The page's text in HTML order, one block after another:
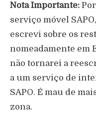
Nota Importante:
serviço móvel
escrevi sobre os
nomeadamente em
não tornarei a
a um serviço de
SAPO. É mau de
zona.